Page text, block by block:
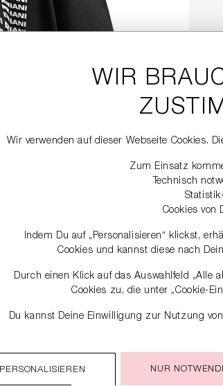
WIR
Wir verwenden auf dieser Webseite Cookies.
Zum Einsatz
Technisch
Cookies von
Indem Du auf „Personalisieren“ klickst,
Cookies und kannst diese nach
Durch einen Klick auf das Auswahlfeld „Alle
Cookies zu, die unter „Cookie-
Du kannst Deine Einwilligung zur Nutzung
PERSONALISIEREN NUR